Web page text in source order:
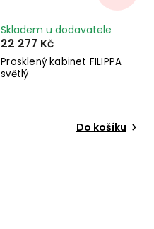
Prosklený kabinet FILIPPA
světlý
Skladem u dodavatele
22 277 Kč
Do košíku